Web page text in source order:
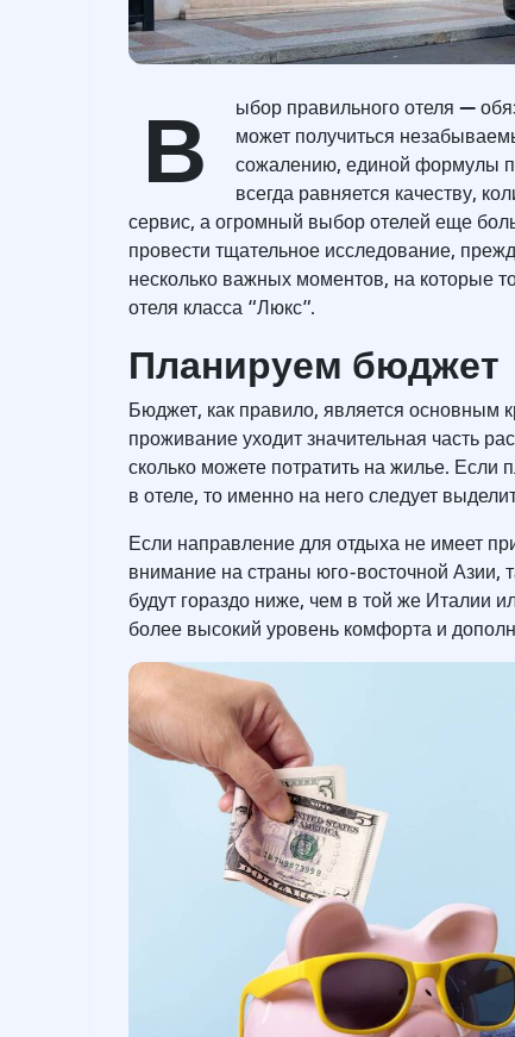
В ыбор правильного отеля —
может получиться
сожалению, единой формулы
всегда равняется качеству,
сервис, а огромный выбор отелей еще
провести тщательное исследование,
несколько важных моментов, на которые
отеля класса “Люкс”.
Планируем бюджет
Бюджет, как правило, является основным
проживание уходит значительная часть
сколько можете потратить на жилье.
в отеле, то именно на него следует
Если направление для отдыха не имеет
внимание на страны юго-восточной
будут гораздо ниже, чем в той же Италии
более высокий уровень комфорта и